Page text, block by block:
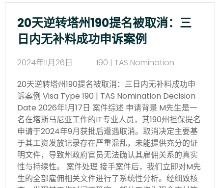
20天逆转塔州190提名被取消：三
日内无补料成功申诉案例
2024年11月26日
190 | TAS Nomination
20天逆转塔州190提名被取消：三日内无补料成功申
诉案例 Visa Type 190 | TAS Nomination Decision
Date 2026年1月17日 案件综述 申请背景 M先生是一
名在塔斯马尼亚工作的IT专业人员，其190州担保提名
申请于2024年9月获批后遭遇取消。取消决定主要基
于其工资发放记录存在严重混乱，未能提供充分的证
明文件，导致州政府官员无法确认其雇佣关系的真实
性与持续性。 案件处理 接手案件后，我们立即对M先
生的全部雇佣相关文件进行了系统性分析。经细致核